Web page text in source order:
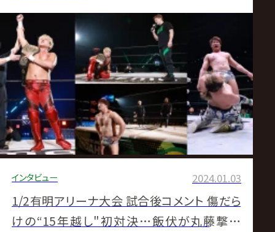
インタビュー 2024.01.03
1/2有明アリーナ大会 試合後コメント 傷だら
けの“15年越し"初対決…飯伏が丸藤撃破